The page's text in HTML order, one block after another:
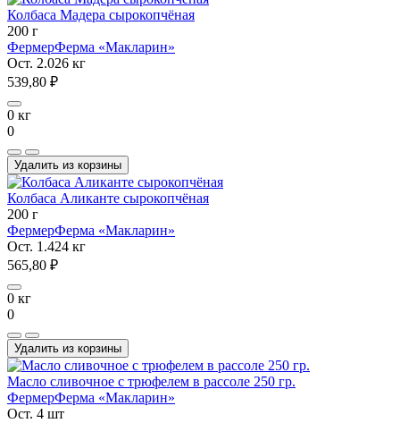
Колбаса Мадера сырокопчёная
200 г
ФермерФерма «Макларин»
Ост. 2.026 кг
539,80 ₽
0 кг
0
Удалить из корзины
Колбаса Аликанте сырокопчёная
200 г
ФермерФерма «Макларин»
Ост. 1.424 кг
565,80 ₽
0 кг
0
Удалить из корзины
Масло сливочное с трюфелем в рассоле 250 гр.
ФермерФерма «Макларин»
Ост. 4 шт